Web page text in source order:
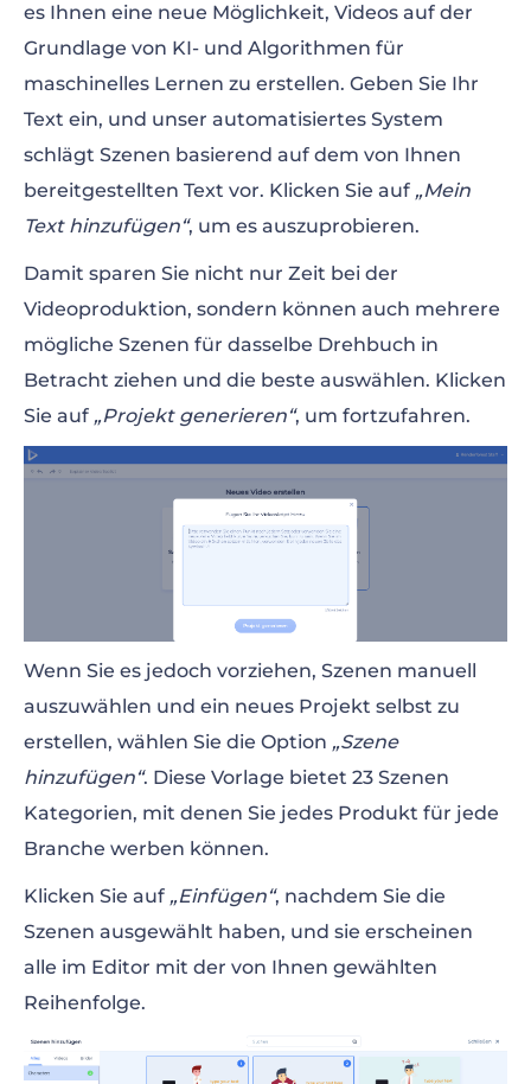
es Ihnen eine neue Möglichkeit, Videos auf der
Grundlage von KI- und Algorithmen für
maschinelles Lernen zu erstellen. Geben Sie Ihr
Text ein, und unser automatisiertes System
schlägt Szenen basierend auf dem von Ihnen
bereitgestellten Text vor. Klicken Sie auf „Mein
Text hinzufügen“, um es auszuprobieren.
Damit sparen Sie nicht nur Zeit bei der
Videoproduktion, sondern können auch mehrere
mögliche Szenen für dasselbe Drehbuch in
Betracht ziehen und die beste auswählen. Klicken
Sie auf „Projekt generieren“, um fortzufahren.
Wenn Sie es jedoch vorziehen, Szenen manuell
auszuwählen und ein neues Projekt selbst zu
erstellen, wählen Sie die Option „Szene
hinzufügen“. Diese Vorlage bietet 23 Szenen
Kategorien, mit denen Sie jedes Produkt für jede
Branche werben können.
Klicken Sie auf „Einfügen“, nachdem Sie die
Szenen ausgewählt haben, und sie erscheinen
alle im Editor mit der von Ihnen gewählten
Reihenfolge.